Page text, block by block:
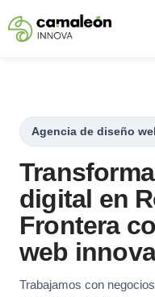
Saltar
Agencia de diseño
digital en
Frontera
web
Trabajamos con